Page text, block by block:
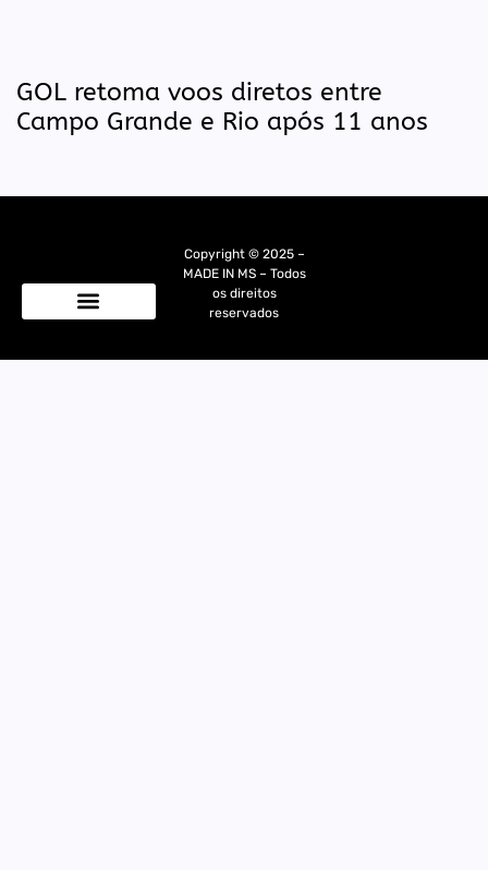
GOL retoma voos diretos entre
Campo Grande e Rio após 11 anos
Copyright © 2025 –
MADE IN MS – Todos
os direitos
reservados